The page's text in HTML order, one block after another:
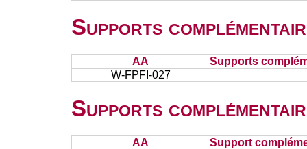
Supports
AA
Supports
W-FPFI-027
Supports
AA
Support